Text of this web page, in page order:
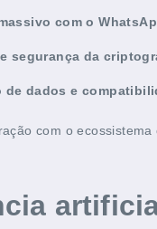
com o
segurança da
de dados e
com o